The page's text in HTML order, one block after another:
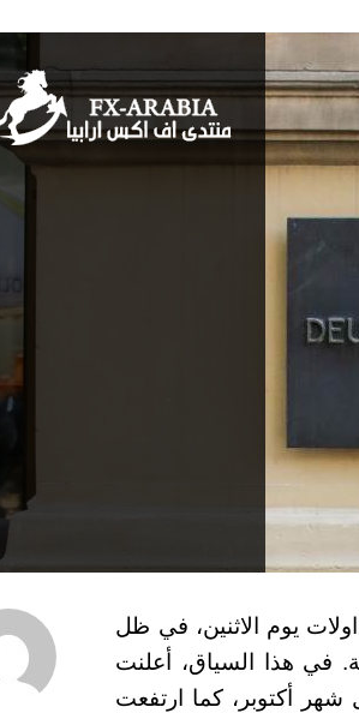
يوم الاثنين، في ظل
في هذا السياق، أعلنت
أكتوبر، كما ارتفعت